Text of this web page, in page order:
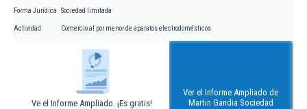
Forma Jurídica Sociedad limitada
Actividad Comercio al por menor de aparatos electrodomésticos
Ve el Informe Ampliado. ¡Es gratis!
Ver el Informe Ampliado de
Martin Gandia Sociedad